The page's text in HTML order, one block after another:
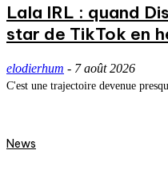
Lala IRL : quand
star de TikTok en
elodierhum - 7 août 2026
C'est une trajectoire devenue
News